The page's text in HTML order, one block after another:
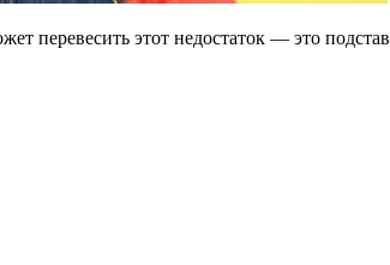
перевесить этот недостаток — это